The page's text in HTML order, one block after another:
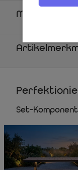
Maße
Set-